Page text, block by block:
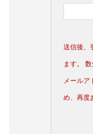
送信後、
ます。
メールア
め、再度